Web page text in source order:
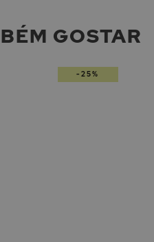
GOSTAR
-25%